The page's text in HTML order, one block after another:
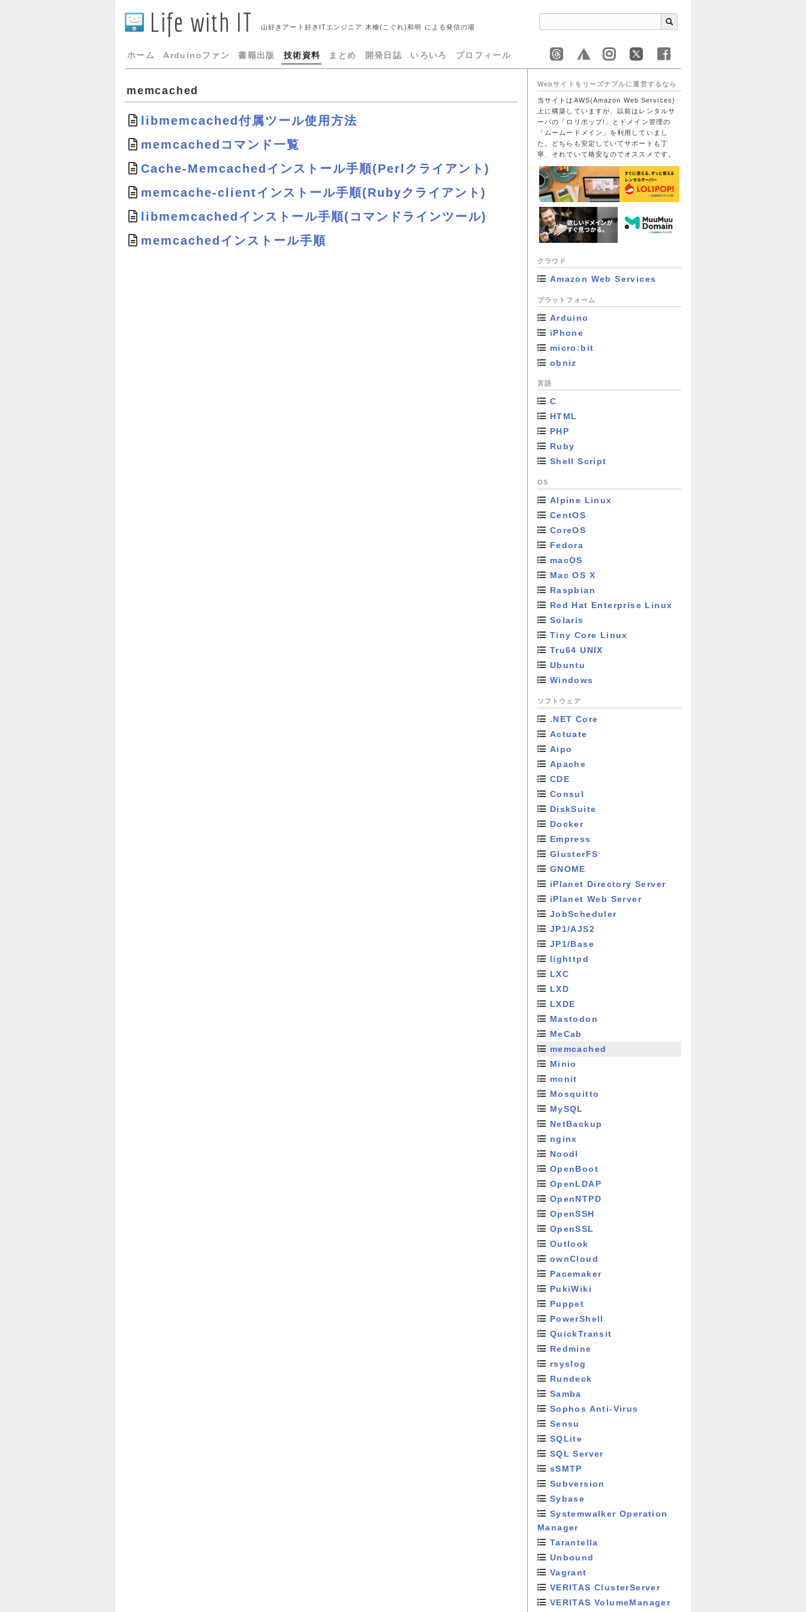
Life with IT 山好きアート好きITエンジニア 木檜(こぐれ)和明 による発信の場
ホーム Arduinoファン 書籍出版 技術資料 まとめ 開発日誌 いろいろ プロフィール
memcached
libmemcached付属ツール使用方法
memcachedコマンド一覧
Cache-Memcachedインストール手順(Perlクライアント)
memcache-clientインストール手順(Rubyクライアント)
libmemcachedインストール手順(コマンドラインツール)
memcachedインストール手順
Webサイトをリーズナブルに運営するなら
当サイトはAWS(Amazon Web Services)
上に構築していますが、以前はレンタルサ
ーバの「ロリポップ!」とドメイン管理の
「ムームードメイン」を利用していまし
た。どちらも安定していてサポートも丁
寧、それでいて格安なのでオススメです。
クラウド
Amazon Web Services
プラットフォーム
Arduino
iPhone
micro:bit
obniz
言語
C
HTML
PHP
Ruby
Shell Script
OS
Alpine Linux
CentOS
CoreOS
Fedora
macOS
Mac OS X
Raspbian
Red Hat Enterprise Linux
Solaris
Tiny Core Linux
Tru64 UNIX
Ubuntu
Windows
ソフトウェア
.NET Core
Actuate
Aipo
Apache
CDE
Consul
DiskSuite
Docker
Empress
GlusterFS
GNOME
iPlanet Directory Server
iPlanet Web Server
JobScheduler
JP1/AJS2
JP1/Base
lighttpd
LXC
LXD
LXDE
Mastodon
MeCab
memcached
Minio
monit
Mosquitto
MySQL
NetBackup
nginx
Noodl
OpenBoot
OpenLDAP
OpenNTPD
OpenSSH
OpenSSL
Outlook
ownCloud
Pacemaker
PukiWiki
Puppet
PowerShell
QuickTransit
Redmine
rsyslog
Rundeck
Samba
Sophos Anti-Virus
Sensu
SQLite
SQL Server
sSMTP
Subversion
Sybase
Systemwalker Operation
Manager
Tarantella
Unbound
Vagrant
VERITAS ClusterServer
VERITAS VolumeManager